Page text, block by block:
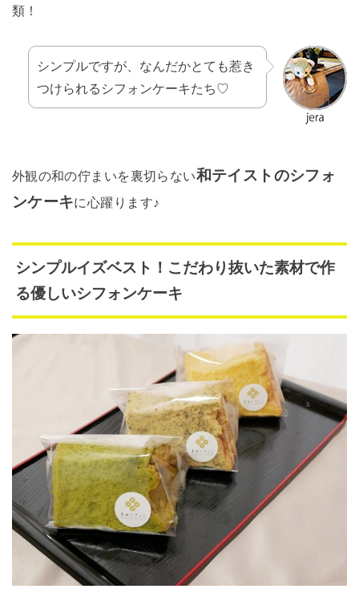
類！
シンプルですが、なんだかとても惹き
つけられるシフォンケーキたち♡
外観の和の佇まいを裏切らない和テイストのシフォ
ンケーキに心躍ります♪
シンプルイズベスト！こだわり抜いた素材で作
る優しいシフォンケーキ